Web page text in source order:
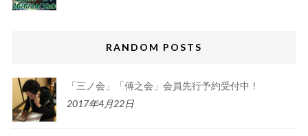
RANDOM POSTS
「三ノ会」「傅之会」会員先行予約受付中！
2017年4月22日